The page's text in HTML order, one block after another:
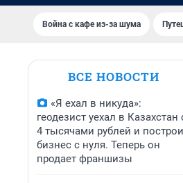
Война с кафе из-за шума
ВСЕ НОВОСТИ
«Я ехал в никуда»:
геодезист уехал в Казахстан
4 тысячами рублей и
бизнес с нуля. Теперь он
продает франшизы